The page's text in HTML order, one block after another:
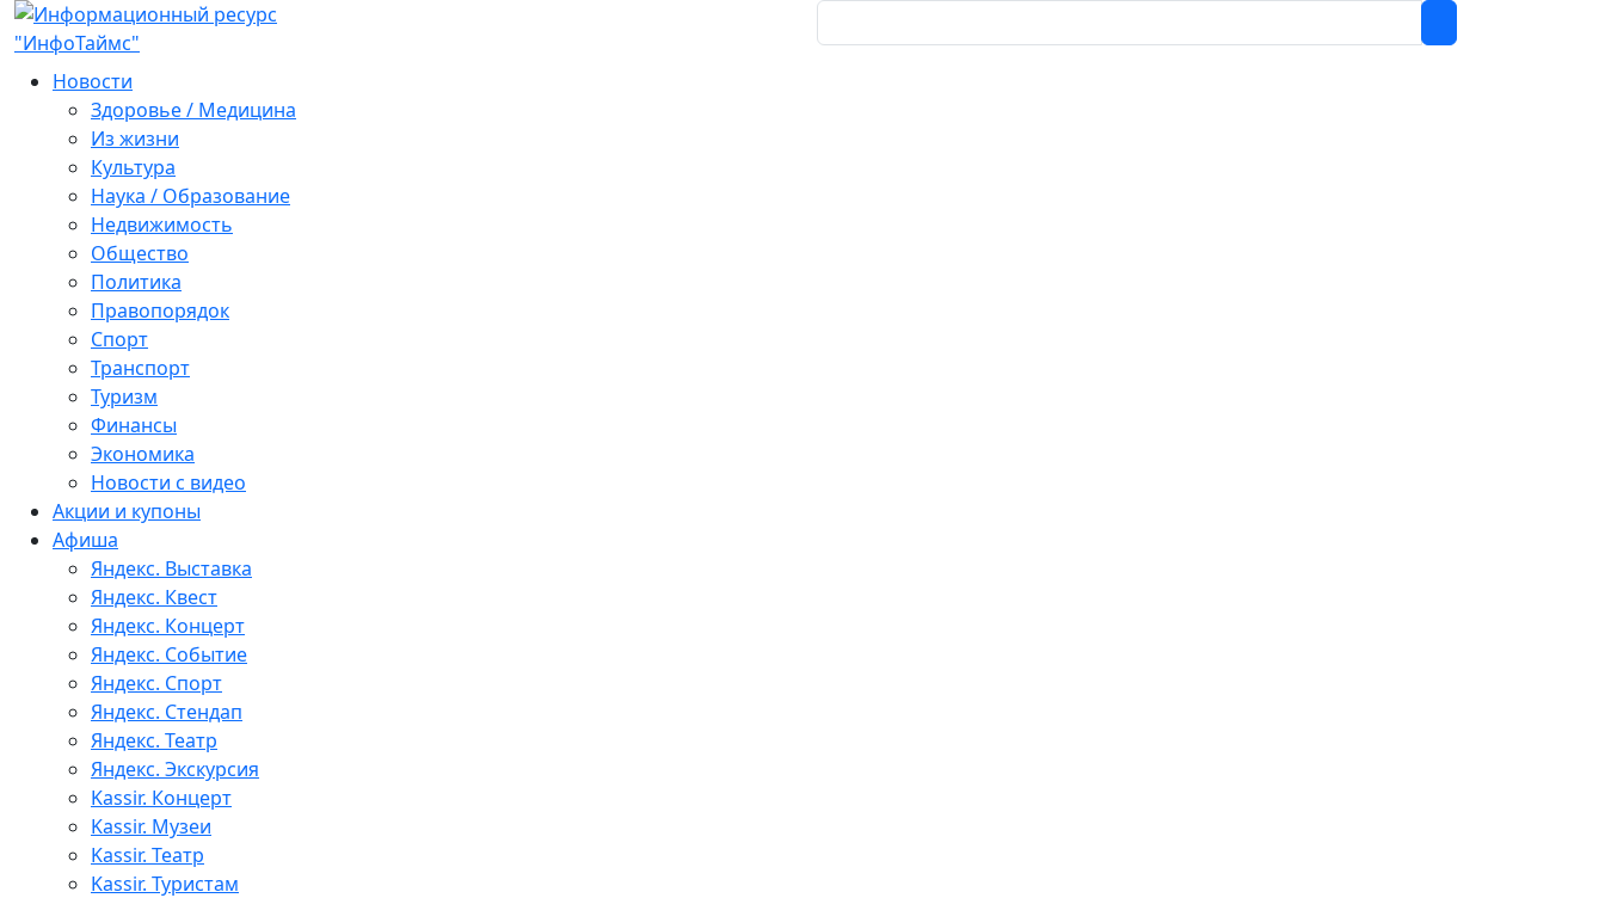
Новости
Здоровье / Медицина
Из жизни
Культура
Наука / Образование
Недвижимость
Общество
Политика
Правопорядок
Спорт
Транспорт
Туризм
Финансы
Экономика
Новости с видео
Акции и купоны
Афиша
Яндекс. Выставка
Яндекс. Квест
Яндекс. Концерт
Яндекс. Событие
Яндекс. Спорт
Яндекс. Стендап
Яндекс. Театр
Яндекс. Экскурсия
Kassir. Концерт
Kassir. Музеи
Kassir. Театр
Kassir. Туристам